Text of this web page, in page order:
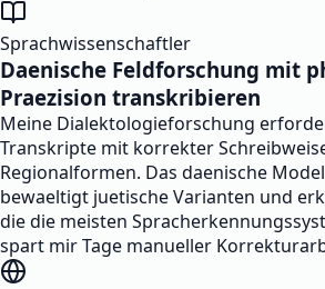
Sprachwissenschaftler
Daenische Feldforschung mit
Praezision transkribieren
Meine Dialektologieforschung
Transkripte mit korrekter
Regionalformen. Das daenische
bewaeltigt juetische Varianten und
die die meisten
spart mir Tage manueller